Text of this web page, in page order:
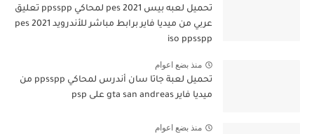
تحميل لعبه بيس pes 2021 لمحاكي ppsspp تعليق
عربي من ميديا فاير برابط مباشر للأندرويد pes 2021
iso ppsspp
منذ بضع اعوام
تحميل لعبة جاتا سان أندرس لمحاكي ppsspp من
ميديا فاير gta san andreas على psp
منذ بضع اعوام